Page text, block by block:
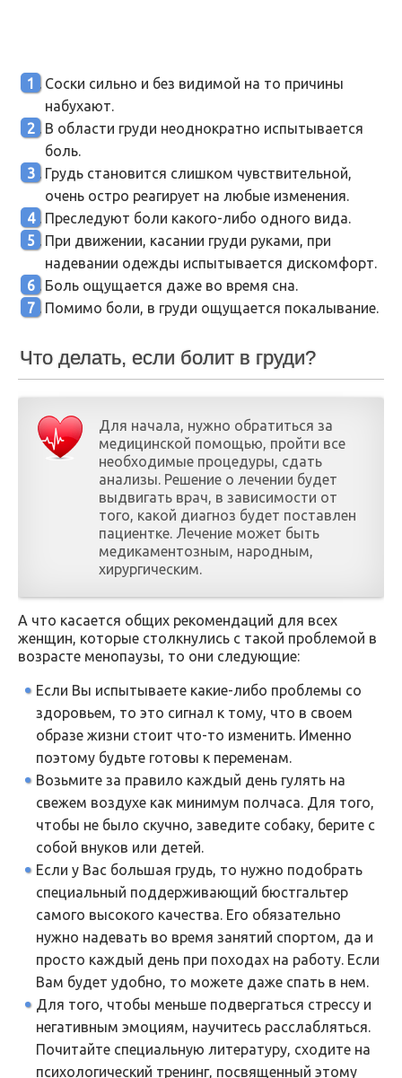
Соски сильно и без видимой на то причины
набухают.
В области груди неоднократно испытывается
боль.
Грудь становится слишком чувствительной,
очень остро реагирует на любые изменения.
Преследуют боли какого-либо одного вида.
При движении, касании груди руками, при
надевании одежды испытывается дискомфорт.
Боль ощущается даже во время сна.
Помимо боли, в груди ощущается покалывание.
Что делать, если болит в груди?
Для начала, нужно обратиться за
медицинской помощью, пройти все
необходимые процедуры, сдать
анализы. Решение о лечении будет
выдвигать врач, в зависимости от
того, какой диагноз будет поставлен
пациентке. Лечение может быть
медикаментозным, народным,
хирургическим.
А что касается общих рекомендаций для всех
женщин, которые столкнулись с такой проблемой в
возрасте менопаузы, то они следующие:
Если Вы испытываете какие-либо проблемы со
здоровьем, то это сигнал к тому, что в своем
образе жизни стоит что-то изменить. Именно
поэтому будьте готовы к переменам.
Возьмите за правило каждый день гулять на
свежем воздухе как минимум полчаса. Для того,
чтобы не было скучно, заведите собаку, берите с
собой внуков или детей.
Если у Вас большая грудь, то нужно подобрать
специальный поддерживающий бюстгальтер
самого высокого качества. Его обязательно
нужно надевать во время занятий спортом, да и
просто каждый день при походах на работу. Если
Вам будет удобно, то можете даже спать в нем.
Для того, чтобы меньше подвергаться стрессу и
негативным эмоциям, научитесь расслабляться.
Почитайте специальную литературу, сходите на
психологический тренинг, посвященный этому